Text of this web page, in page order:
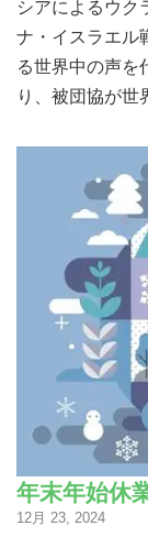
シアによるウク
ナ・イスラエル
る世界中の声を
り、被団協が世
年末年始休
12月 23, 2024